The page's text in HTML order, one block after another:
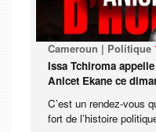
Cameroun | Politique
Issa Tchiroma
Anicet Ekane ce
C’est un rendez-vous
fort de l’histoire